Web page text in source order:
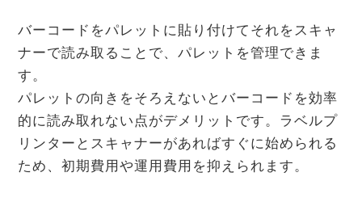
バーコードをパレットに貼り付けてそれをスキャ
ナーで読み取ることで、パレットを管理できま
す。
パレットの向きをそろえないとバーコードを効率
的に読み取れない点がデメリットです。ラベルプ
リンターとスキャナーがあればすぐに始められる
ため、初期費用や運用費用を抑えられます。